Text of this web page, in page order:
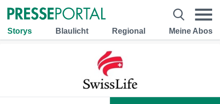
Storys Blaulicht Regional Meine Abos